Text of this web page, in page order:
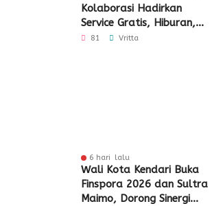
Kolaborasi Hadirkan
Service Gratis, Hiburan,
hingga Penyaluran CSR
81 Vritta
6 hari lalu
Wali Kota Kendari Buka
Finspora 2026 dan Sultra
Maimo, Dorong Sinergi